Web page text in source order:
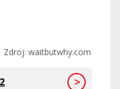
waitbutwhy.com
2